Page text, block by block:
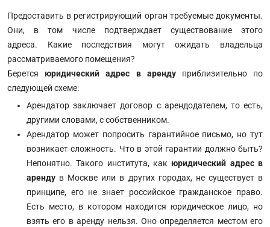
Предоставить в регистрирующий орган требуемые документы.
Они, в том числе подтверждает существование этого
адреса. Какие последствия могут ожидать владельца
рассматриваемого помещения?
Берется юридический адрес в аренду приблизительно по
следующей схеме:
Арендатор заключает договор с арендодателем, то есть,
другими словами, с собственником.
Арендатор может попросить гарантийное письмо, но тут
возникает сложность. Что в этой гарантии должно быть?
Непонятно. Такого института, как юридический адрес в
аренду в Москве или в других городах, не существует в
принципе, его не знает российское гражданское право.
Есть место, в котором находится юридическое лицо, но
взять его в аренду нельзя. Оно определяется местом его